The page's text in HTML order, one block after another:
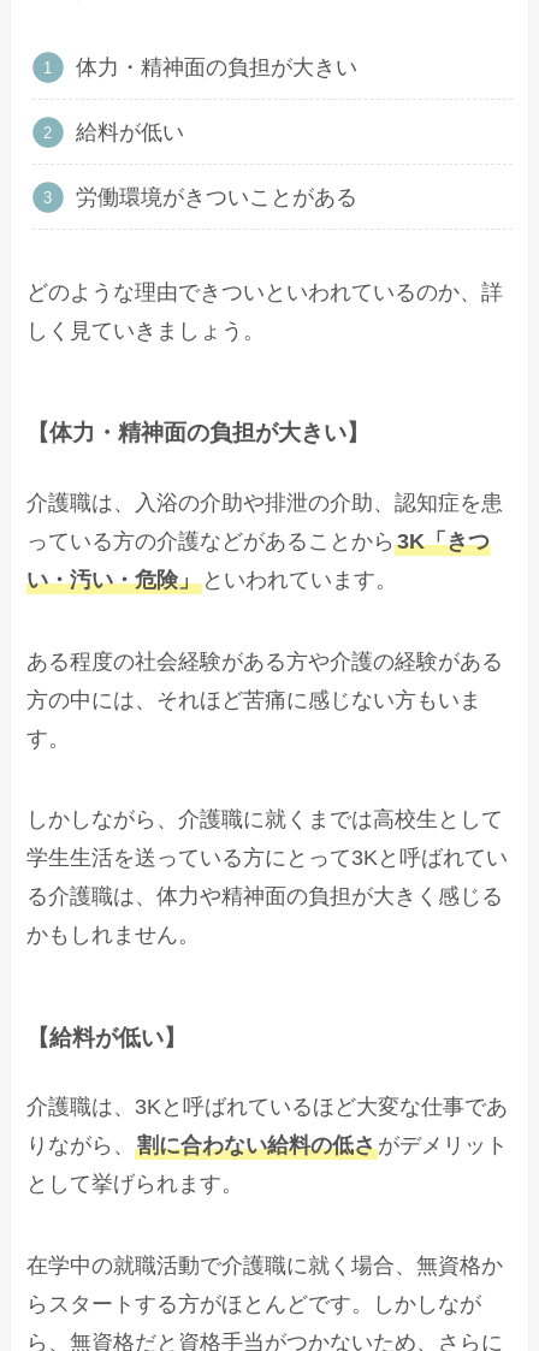
体力・精神面の負担が大きい
給料が低い
労働環境がきついことがある
どのような理由できついといわれているのか、詳
しく見ていきましょう。
【体力・精神面の負担が大きい】
介護職は、入浴の介助や排泄の介助、認知症を患
っている方の介護などがあることから3K「きつ
い・汚い・危険」 といわれています。
ある程度の社会経験がある方や介護の経験がある
方の中には、それほど苦痛に感じない方もいま
す。
しかしながら、介護職に就くまでは高校生として
学生生活を送っている方にとって3Kと呼ばれてい
る介護職は、体力や精神面の負担が大きく感じる
かもしれません。
【給料が低い】
介護職は、3Kと呼ばれているほど大変な仕事であ
りながら、割に合わない給料の低さがデメリット
として挙げられます。
在学中の就職活動で介護職に就く場合、無資格か
らスタートする方がほとんどです。しかしなが
ら、無資格だと資格手当がつかないため、さらに